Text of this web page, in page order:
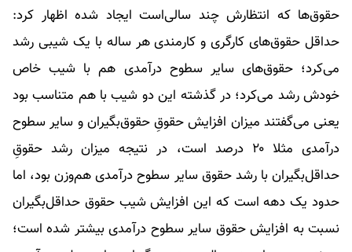
حقوق‌ها که انتظارش چند سالی‌است ایجاد شده اظهار کرد:
حداقل حقوق‌های کارگری و کارمندی هر ساله با یک شیبی رشد
می‌کرد؛ حقوق‌های سایر سطوح درآمدی هم با شیب خاص
خودش رشد می‌کرد؛ در گذشته این دو شیب با هم متناسب بود
یعنی می‌گفتند میزان افزایش حقوق‌ِ حقوق‌بگیران و سایر سطوح
درآمدی مثلا ۲۰ درصد است، در نتیجه میزان رشد حقوقِ
حداقل‌بگیران با رشد حقوق سایر سطوح درآمدی هم‌وزن بود، اما
حدود یک دهه است که این افزایش شیب حقوق حداقل‌بگیران
نسبت به افزایش حقوق سایر سطوح درآمدی بیشتر شده است؛